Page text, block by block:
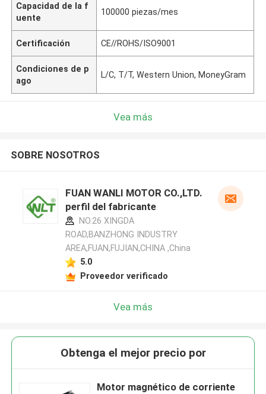
Capacidad de la f
uente
100000 piezas/mes
Certificación CE//ROHS/ISO9001
Condiciones de p
ago
L/C, T/T, Western Union, MoneyGram
Vea más
SOBRE NOSOTROS
FUAN WANLI MOTOR CO.,LTD.
perfil del fabricante
NO.26 XINGDA
ROAD,BANZHONG INDUSTRY
AREA,FUAN,FUJIAN,CHINA ,China
5.0
Proveedor verificado
Vea más
Obtenga el mejor precio por
Motor magnético de corriente